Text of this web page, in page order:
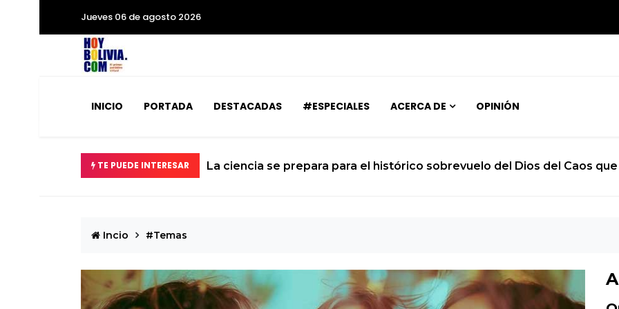
Jueves 06 de agosto 2026
INICIO PORTADA DESTACADAS #ESPECIALES ACERCA DE OPINIÓN
TE PUEDE INTERESAR El calvario de un joven atrapado en el cuerpo de un niño de 12 años
Incio #Temas